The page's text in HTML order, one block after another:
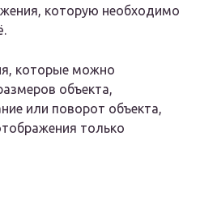
которую необходимо
которые можно
объекта,
или поворот объекта,
только